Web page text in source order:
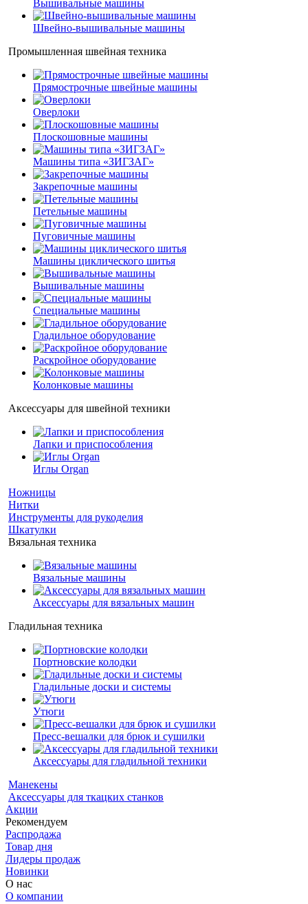
Вышивальные машины
Швейно-вышивальные машины
Промышленная швейная техника
Прямострочные швейные машины
Оверлоки
Плоскошовные машины
Машины типа «ЗИГЗАГ»
Закрепочные машины
Петельные машины
Пуговичные машины
Машины циклического шитья
Вышивальные машины
Специальные машины
Гладильное оборудование
Раскройное оборудование
Колонковые машины
Аксессуары для швейной техники
Лапки и приспособления
Иглы Organ
Ножницы
Нитки
Инструменты для рукоделия
Шкатулки
Вязальная техника
Вязальные машины
Аксессуары для вязальных машин
Гладильная техника
Портновские колодки
Гладильные доски и системы
Утюги
Пресс-вешалки для брюк и сушилки
Аксессуары для гладильной техники
Манекены
Аксессуары для ткацких станков
Акции
Рекомендуем
Распродажа
Товар дня
Лидеры продаж
Новинки
О нас
О компании